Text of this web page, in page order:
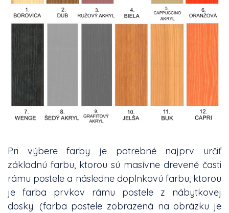
Pri výbere farby je potrebné najprv určiť
základnú farbu, ktorou sú masívne drevené časti
rámu postele a následne doplnkovú farbu, ktorou
je farba prvkov rámu postele z nábytkovej
dosky. (farba postele zobrazená na obrázku je